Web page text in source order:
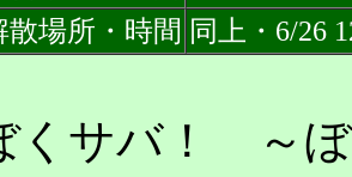
散場所・時間 同上・6/26
くサバ！ ～